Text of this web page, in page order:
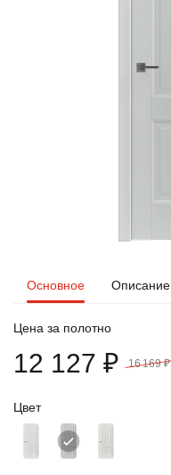
Основное Описание
Цвет
Цена за полотно
12 127 ₽ 16 169 ₽